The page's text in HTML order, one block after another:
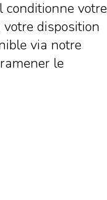
conditionne votre
disposition
via notre
le